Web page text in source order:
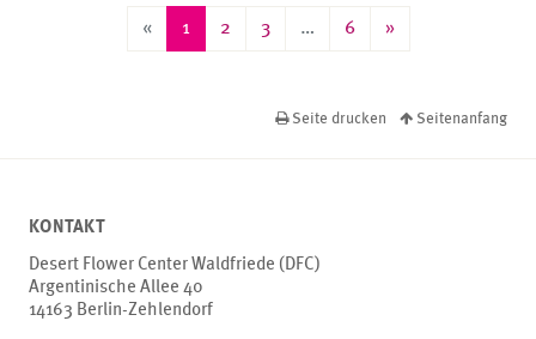
«« 1 2 3 … 6 »»
Seite drucken Seitenanfang
KONTAKT
Desert Flower Center Waldfriede (DFC)
Argentinische Allee 40
14163 Berlin-Zehlendorf